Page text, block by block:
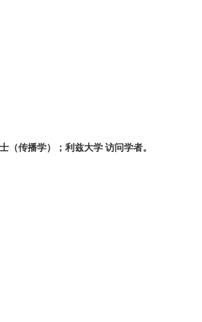
（传播学）；利兹大学 访问学者。